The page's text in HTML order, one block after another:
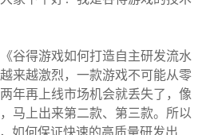
谷得游戏如何打造自主研发流水
来越激烈，一款游戏不可能从零
年再上线市场机会就丢失了，像
马上出来第二款、第三款。所以
如何保证快速的高质量研发出